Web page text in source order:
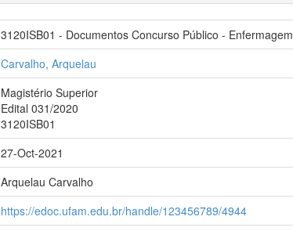
3120ISB01 - Documentos Concurso Público - Enfermagem
Carvalho, Arquelau
Magistério Superior
Edital 031/2020
3120ISB01
27-Oct-2021
Arquelau Carvalho
https://edoc.ufam.edu.br/handle/123456789/4944